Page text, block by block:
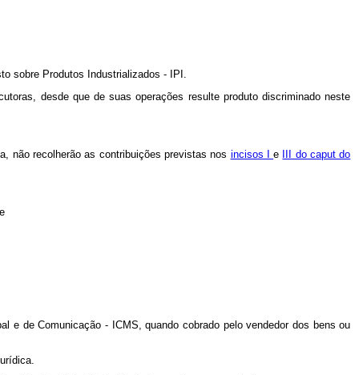
sobre Produtos Industrializados - IPI.
desde que de suas operações resulte produto discriminado neste
não recolherão as contribuições previstas nos incisos Ie III do caput do
e
e de Comunicação - ICMS, quando cobrado pelo vendedor dos bens ou